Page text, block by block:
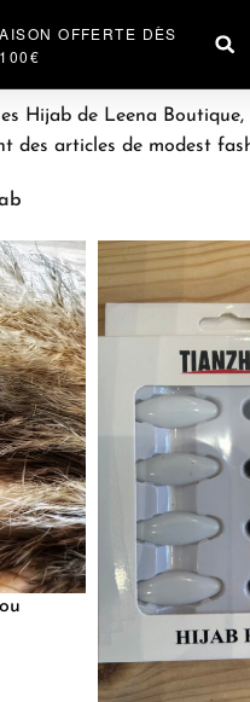
OFFERTE DÈS
100€
Hijab de Leena
des articles de modest